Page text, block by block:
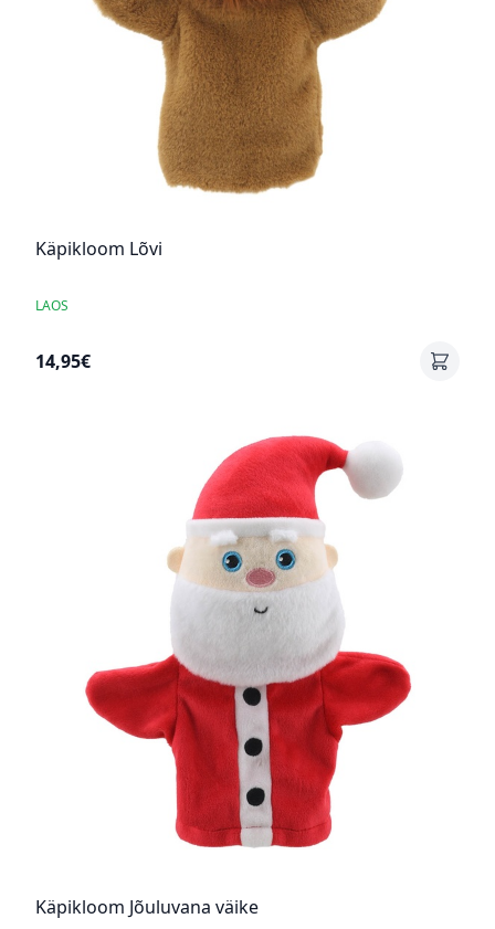
Käpikloom Lõvi
LAOS
14,95€
Käpikloom Jõuluvana väike